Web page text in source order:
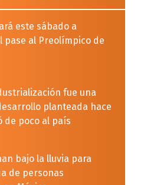
este sábado a
pase al Preolímpico de
fue una
planteada hace
de poco al país
bajo la lluvia para
de personas